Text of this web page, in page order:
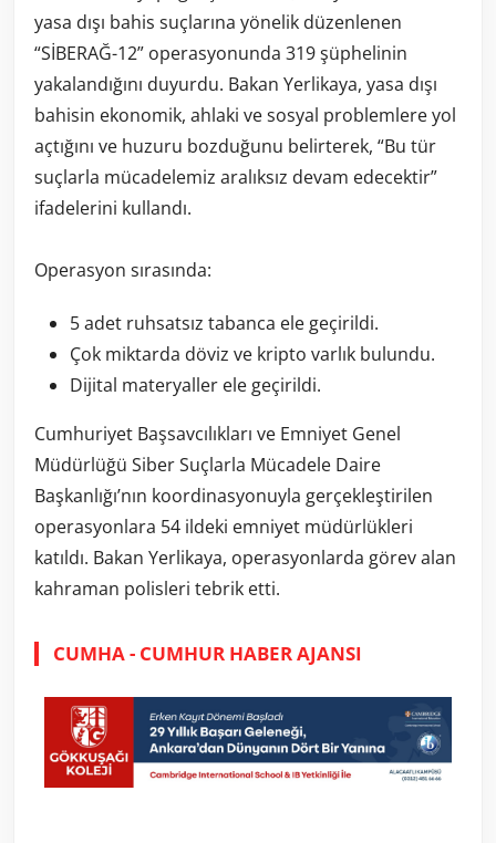
yasa dışı bahis suçlarına yönelik düzenlenen
“SİBERAĞ-12” operasyonunda 319 şüphelinin
yakalandığını duyurdu. Bakan Yerlikaya, yasa dışı
bahisin ekonomik, ahlaki ve sosyal problemlere yol
açtığını ve huzuru bozduğunu belirterek, “Bu tür
suçlarla mücadelemiz aralıksız devam edecektir”
ifadelerini kullandı.
Operasyon sırasında:
5 adet ruhsatsız tabanca ele geçirildi.
Çok miktarda döviz ve kripto varlık bulundu.
Dijital materyaller ele geçirildi.
Cumhuriyet Başsavcılıkları ve Emniyet Genel
Müdürlüğü Siber Suçlarla Mücadele Daire
Başkanlığı’nın koordinasyonuyla gerçekleştirilen
operasyonlara 54 ildeki emniyet müdürlükleri
katıldı. Bakan Yerlikaya, operasyonlarda görev alan
kahraman polisleri tebrik etti.
CUMHA - CUMHUR HABER AJANSI